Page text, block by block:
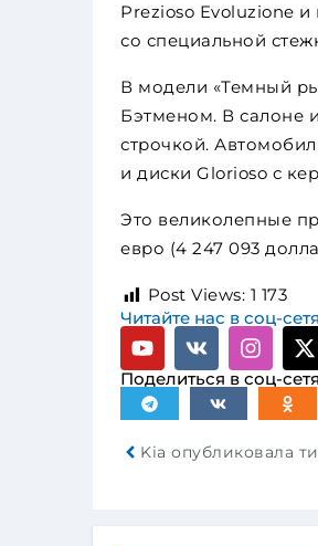
Prezioso Evoluzione
со специальной
В модели «Темный
Бэтменом. В салоне
строчкой.
и диски Glorioso с
Это великолепные
евро (4 247 093
Post Views: 1 173
Читайте нас в соц-
Поделиться в соц-
Kia опубликовала